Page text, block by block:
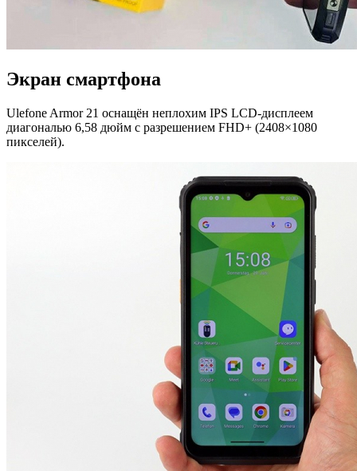
Экран смартфона
Ulefone Armor 21 оснащён неплохим IPS LCD-дисплеем
диагональю 6,58 дюйм с разрешением FHD+ (2408×1080
пикселей).